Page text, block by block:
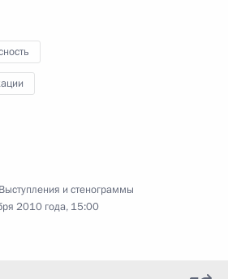
Выступления и стенограммы
2010 года, 15:00